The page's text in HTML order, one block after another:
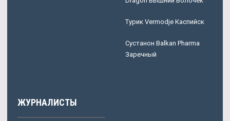
Турик Vermodje Каспийск
Сустанон Balkan Pharma
Заречный
ЖУРНАЛИСТЫ